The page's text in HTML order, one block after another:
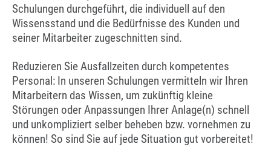
Schulungen durchgeführt, die individuell auf den
Wissensstand und die Bedürfnisse des Kunden und
seiner Mitarbeiter zugeschnitten sind.
Reduzieren Sie Ausfallzeiten durch kompetentes
Personal: In unseren Schulungen vermitteln wir Ihren
Mitarbeitern das Wissen, um zukünftig kleine
Störungen oder Anpassungen Ihrer Anlage(n) schnell
und unkompliziert selber beheben bzw. vornehmen zu
können! So sind Sie auf jede Situation gut vorbereitet!